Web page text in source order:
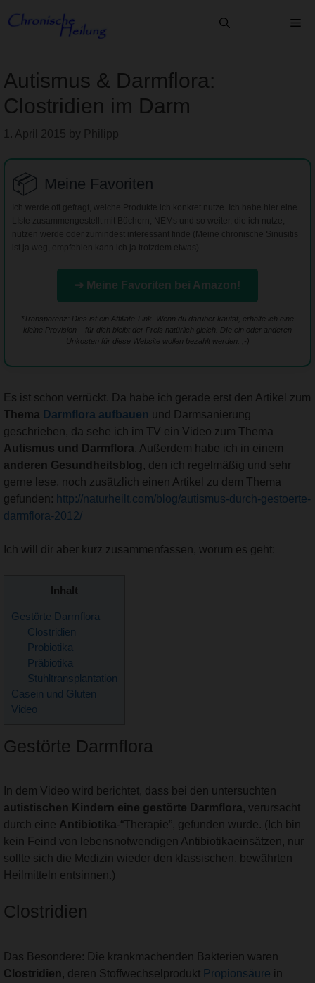
Autismus & Darmflora:
Clostridien im Darm
1. April 2015 by Philipp
📦 Meine Favoriten
Ich werde oft gefragt, welche Produkte ich konkret nutze. Ich habe hier eine
LIste zusammengestellt mit Büchern, NEMs und so weiter, die ich nutze,
nutzen werde oder zumindest interessant finde (Meine chronische Sinusitis
ist ja weg, empfehlen kann ich ja trotzdem etwas).
➔ Meine Favoriten bei Amazon!
*Transparenz: Dies ist ein Affiliate-Link. Wenn du darüber kaufst, erhalte ich eine
kleine Provision – für dich bleibt der Preis natürlich gleich. DIe ein oder anderen
Unkosten für diese Website wollen bezahlt werden. ;-)
Es ist schon verrückt. Da habe ich gerade erst den Artikel zum
Thema Darmflora aufbauen und Darmsanierung
geschrieben, da sehe ich im TV ein Video zum Thema
Autismus und Darmflora. Außerdem habe ich in einem
anderen Gesundheitsblog , den ich regelmäßig und sehr
gerne lese, noch zusätzlich einen Artikel zu dem Thema
gefunden: http://naturheilt.com/blog/autismus-durch-gestoerte-
darmflora-2012/
Ich will dir aber kurz zusammenfassen, worum es geht:
Inhalt
Gestörte Darmflora
Clostridien
Probiotika
Präbiotika
Stuhltransplantation
Casein und Gluten
Video
Gestörte Darmflora
In dem Video wird berichtet, dass bei den untersuchten
autistischen Kindern eine gestörte Darmflora, verursacht
durch eine Antibiotika-“Therapie”, gefunden wurde. (Ich bin
kein Feind von lebensnotwendigen Antibiotikaeinsätzen, nur
sollte sich die Medizin wieder den klassischen, bewährten
Heilmitteln entsinnen.)
Clostridien
Das Besondere: Die krankmachenden Bakterien waren
Clostridien , deren Stoffwechselprodukt Propionsäure in